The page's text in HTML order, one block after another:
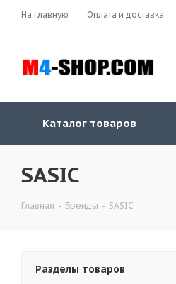
На главную Оплата и доставка
Каталог товаров
SASIC
Главная - Бренды - SASIC
Разделы товаров